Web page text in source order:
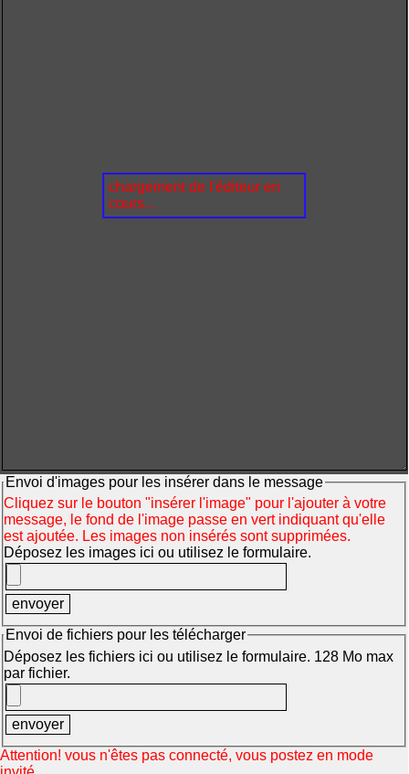
chargement de l'éditeur en
cours...
Envoi d'images pour les insérer dans le message
Cliquez sur le bouton "insérer l'image" pour l'ajouter à votre
message, le fond de l'image passe en vert indiquant qu'elle
est ajoutée. Les images non insérés sont supprimées.
Déposez les images ici ou utilisez le formulaire.
Envoi de fichiers pour les télécharger
Déposez les fichiers ici ou utilisez le formulaire. 128 Mo max
par fichier.
Attention! vous n'êtes pas connecté, vous postez en mode